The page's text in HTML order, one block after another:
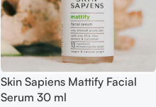
Skin Sapiens Mattify Facial
Serum 30 ml